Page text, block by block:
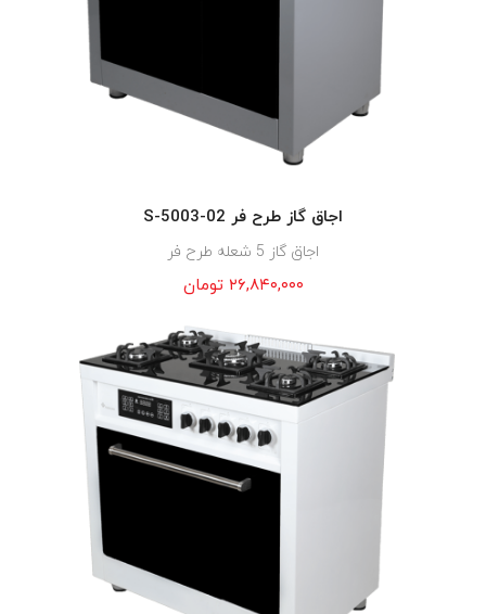
اجاق گاز طرح فر S-5003-02
اجاق گاز 5 شعله طرح فر
۲۶,۸۴۰,۰۰۰ تومان